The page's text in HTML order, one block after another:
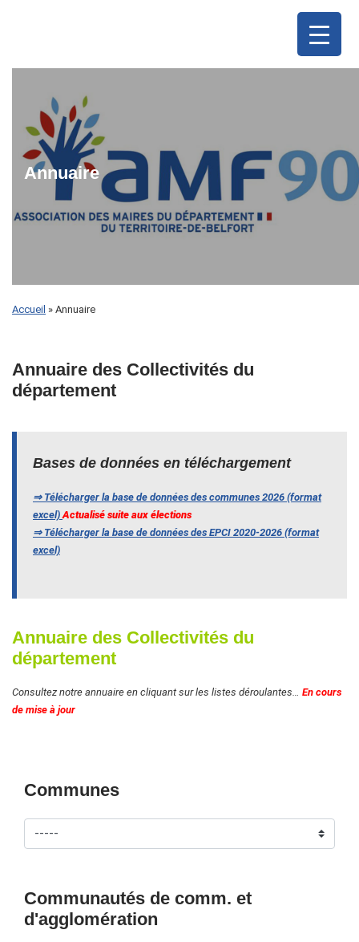
Annuaire
Accueil » Annuaire
Annuaire des Collectivités du
département
Bases de données en téléchargement
⇒ Télécharger la base de données des communes 2026 (format
excel)Actualisé suite aux élections
⇒ Télécharger la base de données des EPCI 2020-2026 (format
excel)
Annuaire des Collectivités du
département
Consultez notre annuaire en cliquant sur les listes déroulantes… En cours
de mise à jour
Communes
Communautés de comm. et
d'agglomération